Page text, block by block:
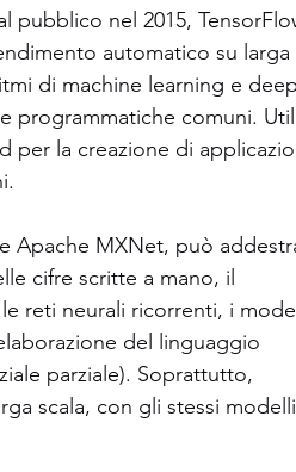
pubblico nel 2015,
automatico su larga
di machine learning e deep
programmatiche comuni.
per la creazione di
Apache MXNet, può
cifre scritte a mano, il
reti neurali ricorrenti, i
del linguaggio
parziale). Soprattutto,
scala, con gli stessi modelli